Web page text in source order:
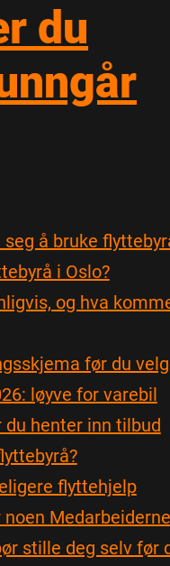
du
å bruke
i Oslo?
og hva
før du
løyve for varebil
du henter inn tilbud
flyttehjelp
stille deg selv før